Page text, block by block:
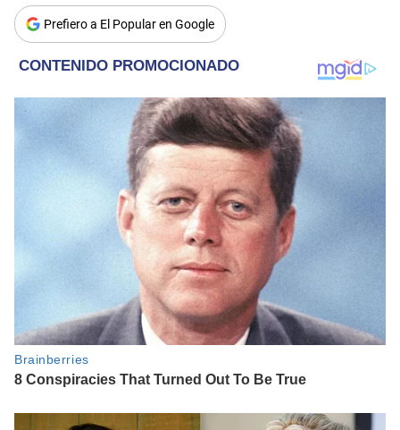
Prefiero a El Popular en Google